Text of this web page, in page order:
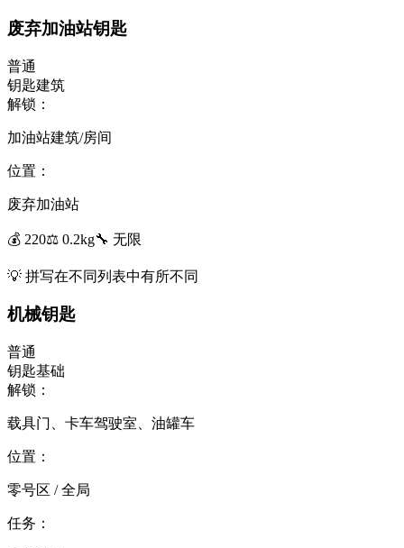
废弃加油站钥匙
普通
钥匙建筑
解锁：
加油站建筑/房间
位置：
废弃加油站
💰 220⚖️ 0.2kg🔧 无限
💡 拼写在不同列表中有所不同
机械钥匙
普通
钥匙基础
解锁：
载具门、卡车驾驶室、油罐车
位置：
零号区 / 全局
任务：